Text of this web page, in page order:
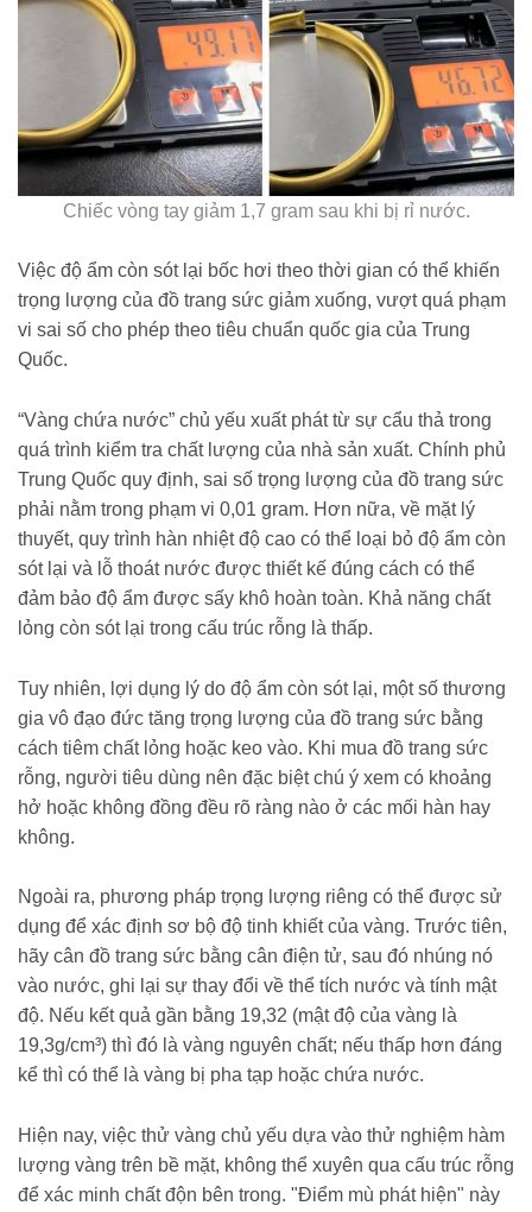
Chiếc vòng tay giảm 1,7 gram sau khi bị rỉ nước.
Việc độ ẩm còn sót lại bốc hơi theo thời gian có thể khiến
trọng lượng của đồ trang sức giảm xuống, vượt quá phạm
vi sai số cho phép theo tiêu chuẩn quốc gia của Trung
Quốc.
“Vàng chứa nước” chủ yếu xuất phát từ sự cẩu thả trong
quá trình kiểm tra chất lượng của nhà sản xuất. Chính phủ
Trung Quốc quy định, sai số trọng lượng của đồ trang sức
phải nằm trong phạm vi 0,01 gram. Hơn nữa, về mặt lý
thuyết, quy trình hàn nhiệt độ cao có thể loại bỏ độ ẩm còn
sót lại và lỗ thoát nước được thiết kế đúng cách có thể
đảm bảo độ ẩm được sấy khô hoàn toàn. Khả năng chất
lỏng còn sót lại trong cấu trúc rỗng là thấp.
Tuy nhiên, lợi dụng lý do độ ẩm còn sót lại, một số thương
gia vô đạo đức tăng trọng lượng của đồ trang sức bằng
cách tiêm chất lỏng hoặc keo vào. Khi mua đồ trang sức
rỗng, người tiêu dùng nên đặc biệt chú ý xem có khoảng
hở hoặc không đồng đều rõ ràng nào ở các mối hàn hay
không.
Ngoài ra, phương pháp trọng lượng riêng có thể được sử
dụng để xác định sơ bộ độ tinh khiết của vàng. Trước tiên,
hãy cân đồ trang sức bằng cân điện tử, sau đó nhúng nó
vào nước, ghi lại sự thay đổi về thể tích nước và tính mật
độ. Nếu kết quả gần bằng 19,32 (mật độ của vàng là
19,3g/cm³) thì đó là vàng nguyên chất; nếu thấp hơn đáng
kể thì có thể là vàng bị pha tạp hoặc chứa nước.
Hiện nay, việc thử vàng chủ yếu dựa vào thử nghiệm hàm
lượng vàng trên bề mặt, không thể xuyên qua cấu trúc rỗng
để xác minh chất độn bên trong. "Điểm mù phát hiện" này